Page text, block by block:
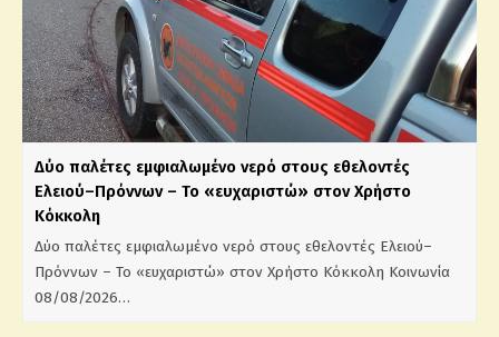
Δύο παλέτες εμφιαλωμένο νερό στους εθελοντές
Ελειού–Πρόννων – Το «ευχαριστώ» στον Χρήστο
Κόκκολη
Δύο παλέτες εμφιαλωμένο νερό στους εθελοντές Ελειού–
Πρόννων – Το «ευχαριστώ» στον Χρήστο Κόκκολη Κοινωνία
08/08/2026…